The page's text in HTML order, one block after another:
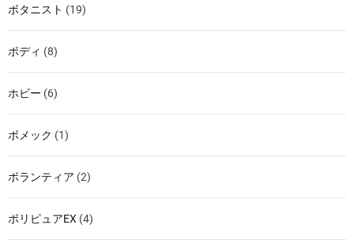
ボタニスト (19)
ボディ (8)
ホビー (6)
ボメック (1)
ボランティア (2)
ポリピュアEX (4)